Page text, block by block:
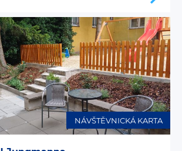
NÁVŠTĚVNICKÁ KARTA